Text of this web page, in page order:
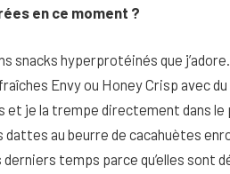
en ce moment ?
snacks hyperprotéinés que
Envy ou Honey Crisp avec
et je la trempe directement dans le
dattes au beurre de cacahuètes
temps parce qu’elles sont